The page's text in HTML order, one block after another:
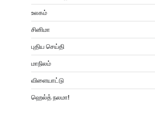
உலகம்
சினிமா
புதிய செய்தி
மாநிலம்
விளையாட்டு
ஹெல்த் நலமா!